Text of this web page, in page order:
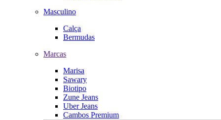
Masculino
Calça
Bermudas
Marcas
Marisa
Sawary
Biotipo
Zune Jeans
Uber Jeans
Cambos Premium